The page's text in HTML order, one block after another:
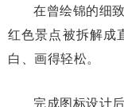
在曾绘锦的细
红色景点被拆解成
白、画得轻松。
完成图标设计